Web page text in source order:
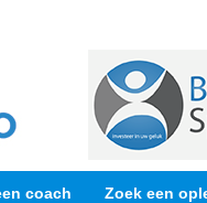
coach Zoek een